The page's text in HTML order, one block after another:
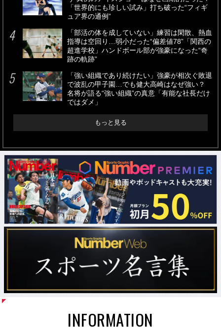
「世界的にも珍しい試み」打ち破った“フィギ
ュア界の通例”
「部活の体を成していない」練習は閑散、熱血
指導は空回り…弱小だった“偏差値78”「関西の
超進学校」ハンドボール部が強豪になった“奇
跡の軌跡”
「強い組織であり続けたい」強豪が相次ぐ敗退
で波乱の甲子園…でも健大高崎はなぜ強い？
名将が語る“強い組織”の真意「有能な社長だけ
ではダメ」
もっと見る
INFORMATION